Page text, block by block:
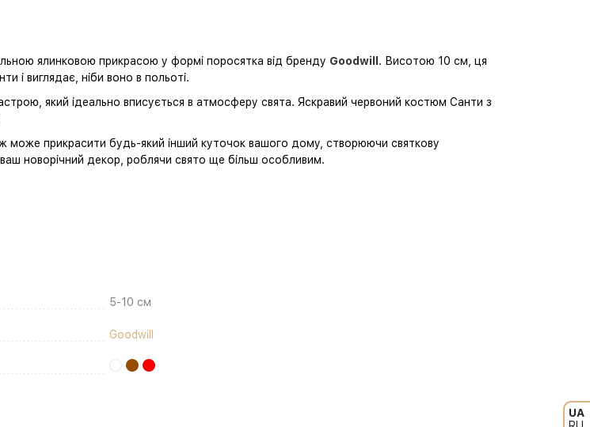
UA
ялинковою прикрасою у формі поросятка від бренду Goodwill . Висотою 10 см, ця
і виглядає, ніби воно в польоті.
який ідеально вписується в атмосферу свята. Яскравий червоний костюм Санти з
може прикрасити будь-який інший куточок вашого дому, створюючи святкову
новорічний декор, роблячи свято ще більш особливим.
5-10 см
Goodwill